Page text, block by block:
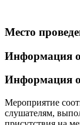
Место
Информация
Информация
Мероприятие
слушателям,